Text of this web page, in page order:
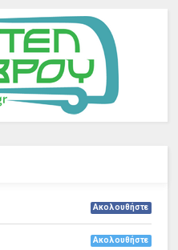
Ακολουθήστε
Ακολουθήστε